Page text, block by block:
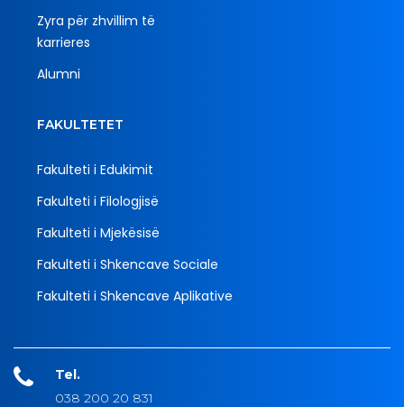
Zyra për zhvillim të
karrieres
Alumni
FAKULTETET
Fakulteti i Edukimit
Fakulteti i Filologjisë
Fakulteti i Mjekësisë
Fakulteti i Shkencave Sociale
Fakulteti i Shkencave Aplikative
Tel.
038 200 20 831